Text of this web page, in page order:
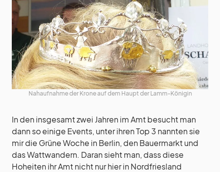
Nahaufnahme der Krone auf dem Haupt der Lamm-Königin
In den insgesamt zwei Jahren im Amt besucht man
dann so einige Events, unter ihren Top 3 nannten sie
mir die Grüne Woche in Berlin, den Bauermarkt und
das Wattwandern. Daran sieht man, dass diese
Hoheiten ihr Amt nicht nur hier in Nordfriesland